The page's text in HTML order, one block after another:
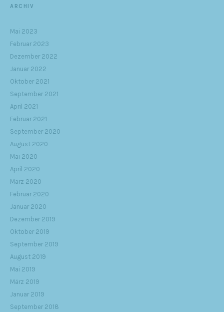
ARCHIV
Mai 2023
Februar 2023
Dezember 2022
Januar 2022
Oktober 2021
September 2021
April 2021
Februar 2021
September 2020
August 2020
Mai 2020
April 2020
März 2020
Februar 2020
Januar 2020
Dezember 2019
Oktober 2019
September 2019
August 2019
Mai 2019
März 2019
Januar 2019
September 2018